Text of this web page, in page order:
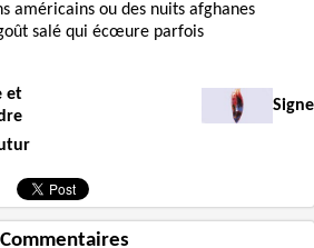
américains ou des nuits afghanes
salé qui écœure parfois
et
Signe
Commentaires